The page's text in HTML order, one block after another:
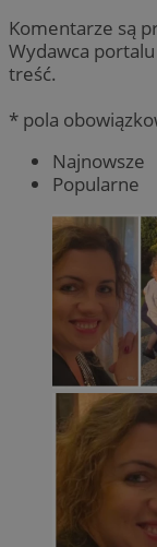
Komentarze są
Wydawca
treść.
* pola
Najnowsze
Popularne